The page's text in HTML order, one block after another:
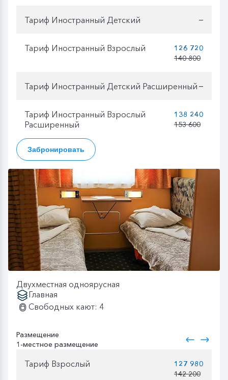
Тариф Иностранный Детский —
Тариф Иностранный Взрослый
126 720
140 800
Тариф Иностранный Детский Расширенный —
Тариф Иностранный Взрослый
Расширенный
138 240
153 600
Забронировать
Двухместная одноярусная
Главная
Свободных кают: 4
Размещение
1-местное размещение
Тариф Взрослый
127 980
142 200